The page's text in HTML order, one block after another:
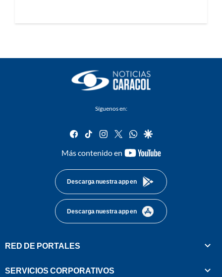
Síguenos en:
facebook
tiktok instagram
twitterwhatsapp
google
Más contenido en
youtube-
Descarga nuestra app en
Descarga nuestra app en
RED DE PORTALES
SERVICIOS CORPORATIVOS